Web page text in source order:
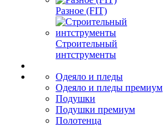
Разное (FIT)
Строительный
интструменты
Одеяло и пледы
Одеяло и пледы премиум
Подушки
Подушки премиум
Полотенца